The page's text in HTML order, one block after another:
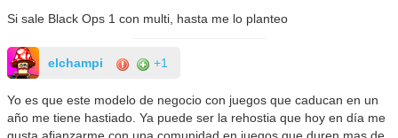
Si sale Black Ops 1 con multi, hasta me lo planteo
elchampi +1
Yo es que este modelo de negocio con juegos que caducan en un
año me tiene hastiado. Ya puede ser la rehostia que hoy en día me